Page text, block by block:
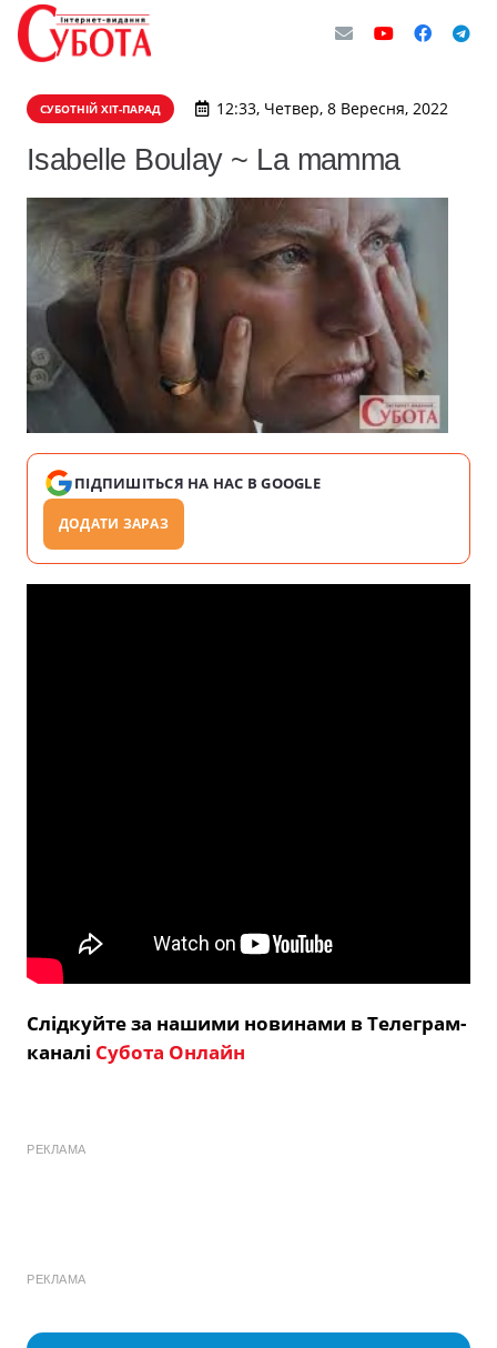
СУБОТНІЙ ХІТ-ПАРАД 12:33, Четвер, 8 Вересня, 2022
Isabelle Boulay ~ La mamma
ПІДПИШІТЬСЯ НА НАС В GOOGLE
ДОДАТИ ЗАРАЗ
Слідкуйте за нашими новинами в Телеграм-
каналі Субота Онлайн
РЕКЛАМА
РЕКЛАМА